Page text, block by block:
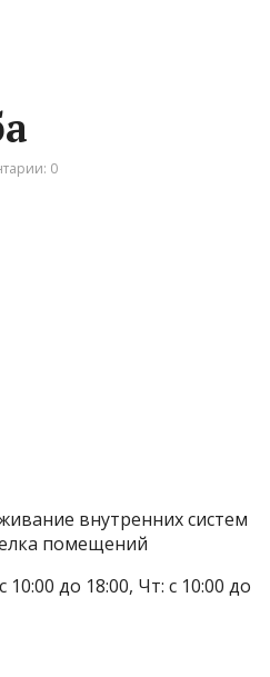
0
внутренних систем
помещений
до 18:00, Чт: с 10:00 до